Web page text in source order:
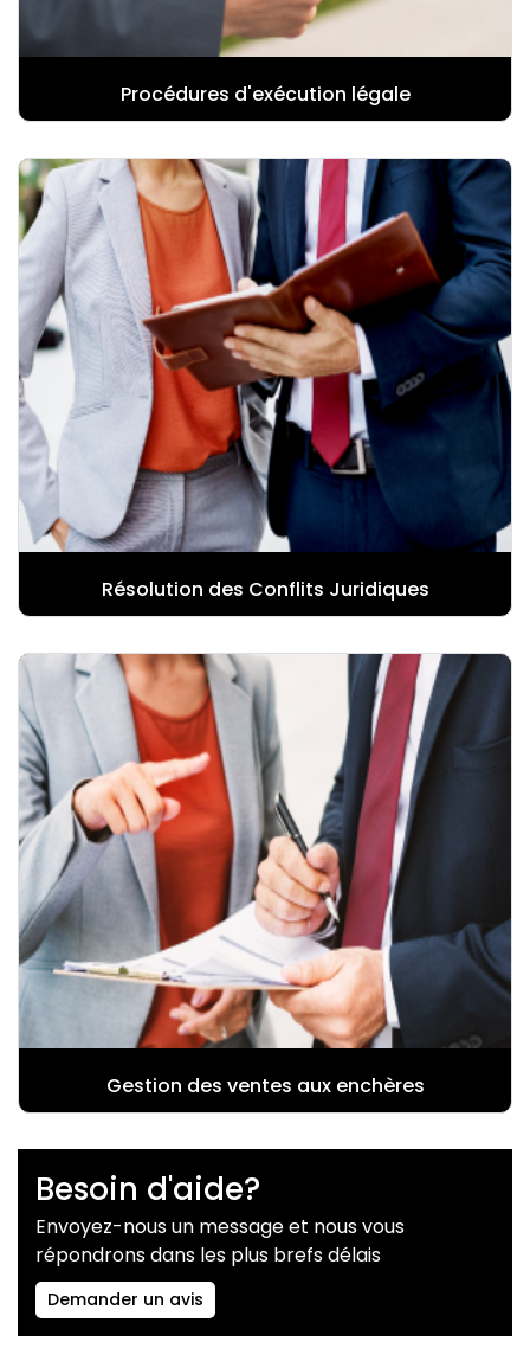
Procédures d'exécution légale
Résolution des Conflits Juridiques
Gestion des ventes aux enchères
Besoin d'aide?
Envoyez-nous un message et nous vous
répondrons dans les plus brefs délais
Demander un avis